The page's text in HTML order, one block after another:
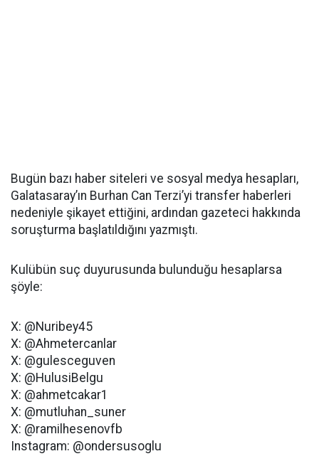
Bugün bazı haber siteleri ve sosyal medya hesapları,
Galatasaray’ın Burhan Can Terzi’yi transfer haberleri
nedeniyle şikayet ettiğini, ardından gazeteci hakkında
soruşturma başlatıldığını yazmıştı.
Kulübün suç duyurusunda bulunduğu hesaplarsa
şöyle:
X: @Nuribey45
X: @Ahmetercanlar
X: @gulesceguven
X: @HulusiBelgu
X: @ahmetcakar1
X: @mutluhan_suner
X: @ramilhesenovfb
Instagram: @ondersusoglu